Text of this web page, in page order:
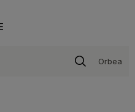
Orbea